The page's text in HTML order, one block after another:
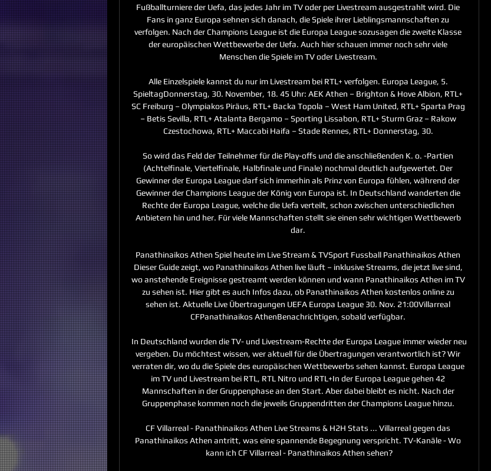
Fußballturniere der Uefa, das jedes Jahr im TV oder per Livestream ausgestrahlt wird. Die
Fans in ganz Europa sehnen sich danach, die Spiele ihrer Lieblingsmannschaften zu
verfolgen. Nach der Champions League ist die Europa League sozusagen die zweite Klasse
der europäischen Wettbewerbe der Uefa. Auch hier schauen immer noch sehr viele
Menschen die Spiele im TV oder Livestream.
Alle Einzelspiele kannst du nur im Livestream bei RTL+ verfolgen. Europa League, 5.
SpieltagDonnerstag, 30. November, 18. 45 Uhr: AEK Athen – Brighton & Hove Albion, RTL+
SC Freiburg – Olympiakos Piräus, RTL+ Backa Topola – West Ham United, RTL+ Sparta Prag
– Betis Sevilla, RTL+ Atalanta Bergamo – Sporting Lissabon, RTL+ Sturm Graz – Rakow
Czestochowa, RTL+ Maccabi Haifa – Stade Rennes, RTL+ Donnerstag, 30.
So wird das Feld der Teilnehmer für die Play-offs und die anschließenden K. o. -Partien
(Achtelfinale, Viertelfinale, Halbfinale und Finale) nochmal deutlich aufgewertet. Der
Gewinner der Europa League darf sich immerhin als Prinz von Europa fühlen, während der
Gewinner der Champions League der König von Europa ist. In Deutschland wanderten die
Rechte der Europa League, welche die Uefa verteilt, schon zwischen unterschiedlichen
Anbietern hin und her. Für viele Mannschaften stellt sie einen sehr wichtigen Wettbewerb
dar.
Panathinaikos Athen Spiel heute im Live Stream & TVSport Fussball Panathinaikos Athen
Dieser Guide zeigt, wo Panathinaikos Athen live läuft – inklusive Streams, die jetzt live sind,
wo anstehende Ereignisse gestreamt werden können und wann Panathinaikos Athen im TV
zu sehen ist. Hier gibt es auch Infos dazu, ob Panathinaikos Athen kostenlos online zu
sehen ist. Aktuelle Live Übertragungen UEFA Europa League 30. Nov. 21:00Villarreal
CFPanathinaikos AthenBenachrichtigen, sobald verfügbar.
In Deutschland wurden die TV- und Livestream-Rechte der Europa League immer wieder neu
vergeben. Du möchtest wissen, wer aktuell für die Übertragungen verantwortlich ist? Wir
verraten dir, wo du die Spiele des europäischen Wettbewerbs sehen kannst. Europa League
im TV und Livestream bei RTL, RTL Nitro und RTL+In der Europa League gehen 42
Mannschaften in der Gruppenphase an den Start. Aber dabei bleibt es nicht. Nach der
Gruppenphase kommen noch die jeweils Gruppendritten der Champions League hinzu.
CF Villarreal - Panathinaikos Athen Live Streams & H2H Stats ... Villarreal gegen das
Panathinaikos Athen antritt, was eine spannende Begegnung verspricht. TV-Kanäle - Wo
kann ich CF Villarreal - Panathinaikos Athen sehen?